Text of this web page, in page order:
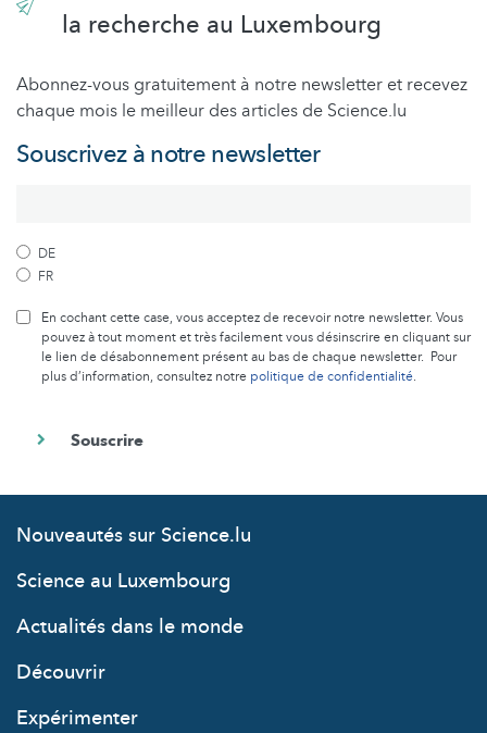
la recherche au Luxembourg
Abonnez-vous gratuitement à notre newsletter et recevez
chaque mois le meilleur des articles de Science.lu
Souscrivez à notre newsletter
DE
FR
En cochant cette case, vous acceptez de recevoir notre newsletter. Vous
pouvez à tout moment et très facilement vous désinscrire en cliquant sur
le lien de désabonnement présent au bas de chaque newsletter. Pour
plus d’information, consultez notre politique de confidentialité.
Nouveautés sur Science.lu
Science au Luxembourg
Actualités dans le monde
Découvrir
Expérimenter